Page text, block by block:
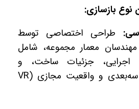
نوع بازسازی:
طراحی اختصاصی توسط
معمار مجموعه، شامل
اجرایی، جزئیات ساخت، و
مدل‌سازی دقیق سه‌بعدی و واقعیت مجازی (VR